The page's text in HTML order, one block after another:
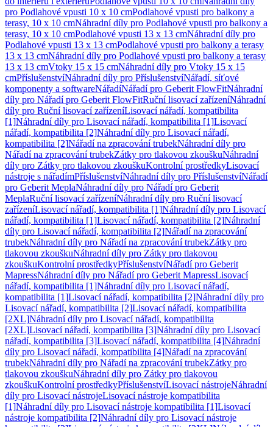
pro Podlahové vpusti 10 x 10 cmPodlahové vpusti pro balkony a
terasy, 10 x 10 cmNáhradní díly pro Podlahové vpusti pro balkony a
terasy, 10 x 10 cmPodlahové vpusti 13 x 13 cmNáhradní díly pro
Podlahové vpusti 13 x 13 cmPodlahové vpusti pro balkony a terasy
13 x 13 cmNáhradní díly pro Podlahové vpusti pro balkony a terasy
13 x 13 cmVtoky 15 x 15 cmNáhradní díly pro Vtoky 15 x 15
cmPříslušenstvíNáhradní díly pro PříslušenstvíNářadí, síťové
komponenty a softwareNářadíNářadí pro Geberit FlowFitNáhradní
díly pro Nářadí pro Geberit FlowFitRuční lisovací zařízeníNáhradní
díly pro Ruční lisovací zařízeníLisovací nářadí, kompatibilita
[1]Náhradní díly pro Lisovací nářadí, kompatibilita [1]Lisovací
nářadí, kompatibilita [2]Náhradní díly pro Lisovací nářadí,
kompatibilita [2]Nářadí na zpracování trubekNáhradní díly pro
Nářadí na zpracování trubekZátky pro tlakovou zkouškuNáhradní
díly pro Zátky pro tlakovou zkouškuKontrolní prostředkyLisovací
nástroje s nářadímPříslušenstvíNáhradní díly pro PříslušenstvíNářadí
pro Geberit MeplaNáhradní díly pro Nářadí pro Geberit
MeplaRuční lisovací zařízeníNáhradní díly pro Ruční lisovací
zařízeníLisovací nářadí, kompatibilita [1]Náhradní díly pro Lisovací
nářadí, kompatibilita [1]Lisovací nářadí, kompatibilita [2]Náhradní
díly pro Lisovací nářadí, kompatibilita [2]Nářadí na zpracování
trubekNáhradní díly pro Nářadí na zpracování trubekZátky pro
tlakovou zkouškuNáhradní díly pro Zátky pro tlakovou
zkouškuKontrolní prostředkyPříslušenstvíNářadí pro Geberit
MapressNáhradní díly pro Nářadí pro Geberit MapressLisovací
nářadí, kompatibilita [1]Náhradní díly pro Lisovací nářadí,
kompatibilita [1]Lisovací nářadí, kompatibilita [2]Náhradní díly pro
Lisovací nářadí, kompatibilita [2]Lisovací nářadí, kompatibilita
[2XL]Náhradní díly pro Lisovací nářadí, kompatibilita
[2XL]Lisovací nářadí, kompatibilita [3]Náhradní díly pro Lisovací
nářadí, kompatibilita [3]Lisovací nářadí, kompatibilita [4]Náhradní
díly pro Lisovací nářadí, kompatibilita [4]Nářadí na zpracování
trubekNáhradní díly pro Nářadí na zpracování trubekZátky pro
tlakovou zkouškuNáhradní díly pro Zátky pro tlakovou
zkouškuKontrolní prostředkyPříslušenstvíLisovací nástrojeNáhradní
díly pro Lisovací nástrojeLisovací nástroje kompatibilita
[1]Náhradní díly pro Lisovací nástroje kompatibilita [1]Lisovací
nástroje kompatibilita [2]Náhradní díly pro Lisovací nástroje